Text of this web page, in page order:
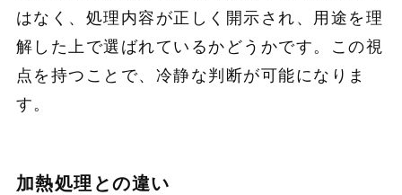
はなく、処理内容が正しく開示され、用途を理
解した上で選ばれているかどうかです。この視
点を持つことで、冷静な判断が可能になりま
す。
加熱処理との違い